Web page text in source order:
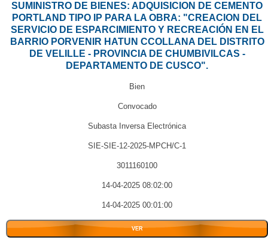
SUMINISTRO DE BIENES: ADQUISICION DE CEMENTO
PORTLAND TIPO IP PARA LA OBRA: "CREACION DEL
SERVICIO DE ESPARCIMIENTO Y RECREACIÓN EN EL
BARRIO PORVENIR HATUN CCOLLANA DEL DISTRITO
DE VELILLE - PROVINCIA DE CHUMBIVILCAS -
DEPARTAMENTO DE CUSCO".
Bien
Convocado
Subasta Inversa Electrónica
SIE-SIE-12-2025-MPCH/C-1
3011160100
14-04-2025 08:02:00
14-04-2025 00:01:00
VER